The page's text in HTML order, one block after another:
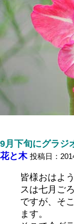
9月下旬にグラジ
花と木 投稿日：
皆様おはよ
スは七月ご
ですが、そ
ます。